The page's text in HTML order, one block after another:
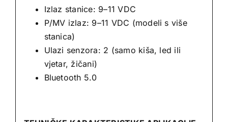
Izlaz stanice: 9–11 VDC
P/MV izlaz: 9–11 VDC (modeli s više
stanica)
Ulazi senzora: 2 (samo kiša, led ili
vjetar, žičani)
Bluetooth 5.0